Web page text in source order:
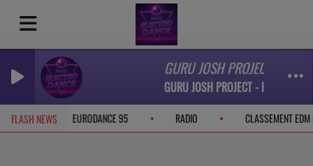
GURU JOSH PROJECT -
GURU JOSH PROJECT - Infinity 2026
FLASH NEWS EURODANCE 95 RADIO CLASSEMENT